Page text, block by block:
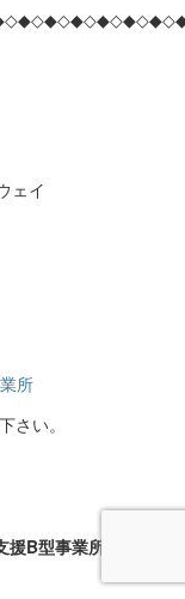
ェイ
さい。
援B型事業所